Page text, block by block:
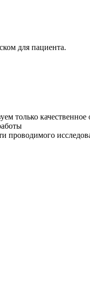
для пациента.
только качественное
проводимого